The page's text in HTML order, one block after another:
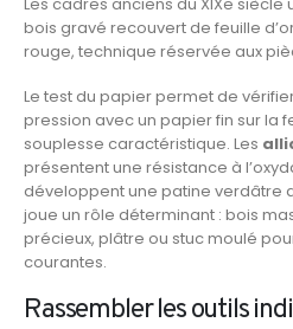
bois gravé recouvert de feuille
rouge, technique réservée aux
Le test du papier permet de
pression avec un papier fin sur la
souplesse caractéristique. Les
présentent une résistance à
développent une patine verdâtre
joue un rôle déterminant : bois
précieux, plâtre ou stuc moulé
courantes.
Rassembler les outils